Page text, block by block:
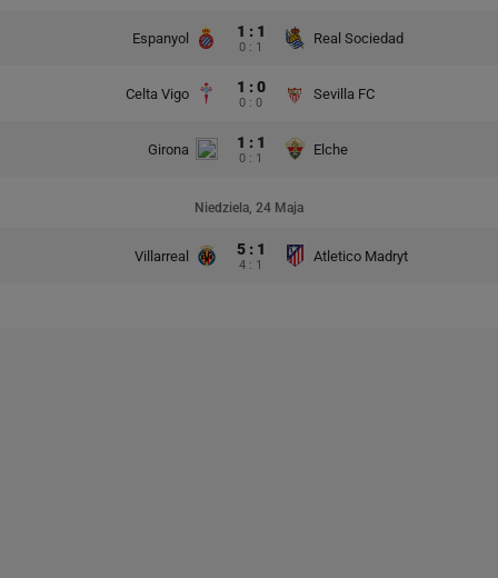
Espanyol 1 : 1
0 : 1
Real Sociedad
Celta Vigo 1 : 0
0 : 0
Sevilla FC
Girona 1 : 1
0 : 1
Elche
Niedziela, 24 Maja
Villarreal 5 : 1
4 : 1
Atletico Madryt